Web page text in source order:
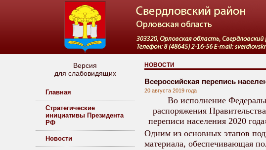
Версия
для слабовидящих
Главная
Стратегические
инициативы Президента
РФ
Новости
НОВОСТИ
Всероссийская перепись
20 августа 2019 года
Во исполнение
распоряжения
переписи населения 2020
Одним из основных этапов
материала, обеспечивающая